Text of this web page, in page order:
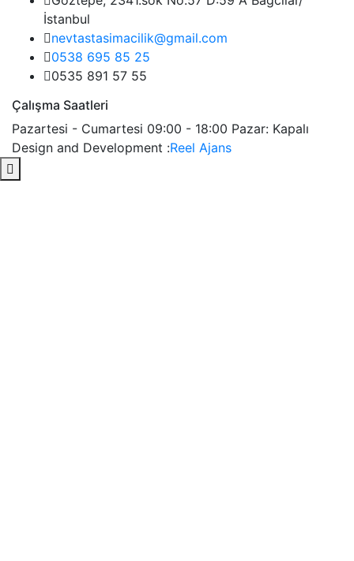
İstanbul
nevtastasimacilik@gmail.com
0538 695 85 25
0535 891 57 55
Çalışma Saatleri
Pazartesi - Cumartesi 09:00 - 18:00 Pazar: Kapalı
Design and Development :Reel Ajans